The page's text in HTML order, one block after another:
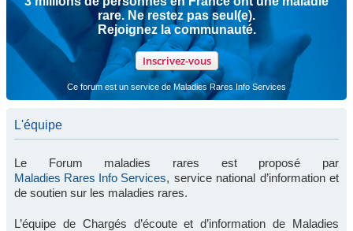
rare. Ne restez pas seul(e).
Rejoignez la communauté.
Inscrivez-vous
Ce forum est un service de Maladies Rares Info Services
L'équipe
Le Forum maladies rares est proposé par
Maladies Rares Info Services, service national d’information et
de soutien sur les maladies rares.
L’équipe de Chargés d’écoute et d’information de Maladies